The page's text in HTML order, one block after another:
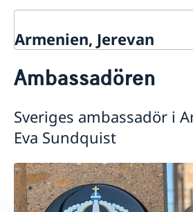
Armenien, Jerevan
Om oss
Så stöttar vi svenska företag
Team Sweden
Svenska företag i Armenien
Anmäl handelshinder
Aktuellt
Nyheter
Röstmottagning EU-Val 2024
ArtNexus
Ambassadören
Sveriges ambassadör i
Eva Sundquist